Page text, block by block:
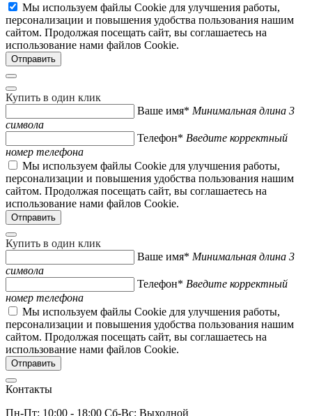
Мы используем файлы Cookie для улучшения работы,
персонализации и повышения удобства пользования нашим
сайтом. Продолжая посещать сайт, вы соглашаетесь на
использование нами файлов Cookie.
Купить в один клик
Ваше имя* Минимальная длина 3
символа
Телефон* Введите корректный
номер телефона
Мы используем файлы Cookie для улучшения работы,
персонализации и повышения удобства пользования нашим
сайтом. Продолжая посещать сайт, вы соглашаетесь на
использование нами файлов Cookie.
Купить в один клик
Ваше имя* Минимальная длина 3
символа
Телефон* Введите корректный
номер телефона
Мы используем файлы Cookie для улучшения работы,
персонализации и повышения удобства пользования нашим
сайтом. Продолжая посещать сайт, вы соглашаетесь на
использование нами файлов Cookie.
Контакты
Пн-Пт: 10:00 - 18:00 Сб-Вс: Выходной